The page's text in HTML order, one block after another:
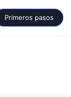
Primeros pasos